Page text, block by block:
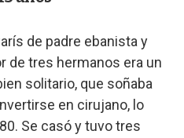
de padre ebanista y
de tres hermanos era un
solitario, que soñaba
en cirujano, lo
Se casó y tuvo tres